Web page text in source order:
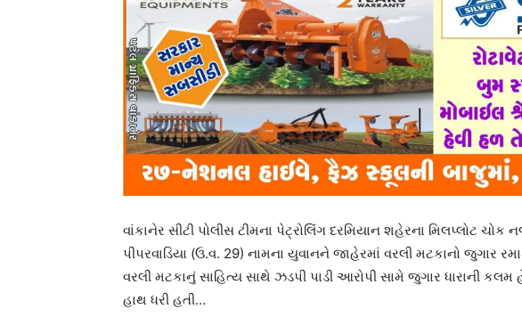
વાંકાનેર સીટી પોલીસ ટીમના પેટ્રોલિંગ દરમિયાન શહેરના મિલપ્લોટ
પીપરવાડિયા (ઉ.વ. 29) નામના યુવાનને જાહેરમાં વરલી મટકાનો જુગાર
વરલી મટકાનું સાહિત્ય સાથે ઝડપી પાડી આરોપી સામે જુગાર ધારાની કલમ
હાથ ધરી હતી…